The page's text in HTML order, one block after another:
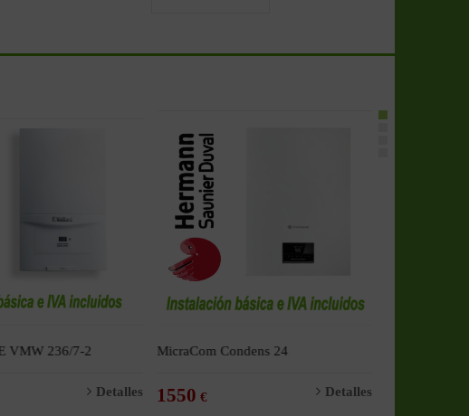
VMW 236/7-2
Detalles
MicraCom Condens 24
1550 Detalles